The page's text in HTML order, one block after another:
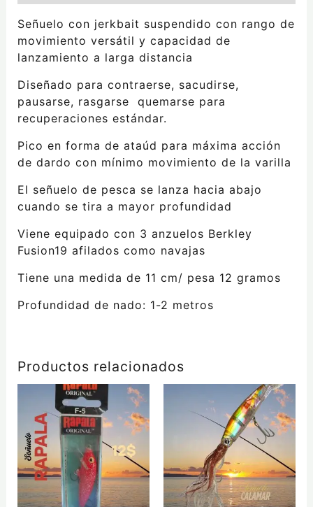
Señuelo con jerkbait suspendido con rango de
movimiento versátil y capacidad de
lanzamiento a larga distancia
Diseñado para contraerse, sacudirse,
pausarse, rasgarse quemarse para
recuperaciones estándar.
Pico en forma de ataúd para máxima acción
de dardo con mínimo movimiento de la varilla
El señuelo de pesca se lanza hacia abajo
cuando se tira a mayor profundidad
Viene equipado con 3 anzuelos Berkley
Fusion19 afilados como navajas
Tiene una medida de 11 cm/ pesa 12 gramos
Profundidad de nado: 1-2 metros
Productos relacionados